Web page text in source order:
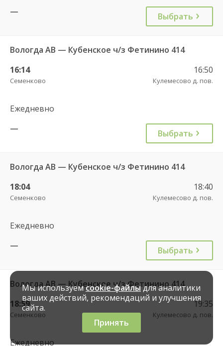
—
Выбрать
Вологда АВ — Кубенское ч/з Фетинино 414
16:14
Семенково
16:50
Кулемесово д. пов.
Ежедневно
—
Выбрать
Вологда АВ — Кубенское ч/з Фетинино 414
18:04
Семенково
18:40
Кулемесово д. пов.
Ежедневно
—
Выбрать
Вологда АВ — Кубенское ч/з Фетинино 414
18:59
Семенково
19:35
Кулемесово д. пов.
Ежедневно
Мы используемcookie-файлыдля аналитики
ваших действий, рекомендаций и улучшения
сайта.
Принять